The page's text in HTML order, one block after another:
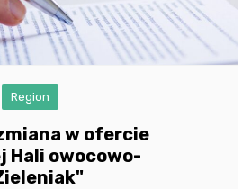
Region
w ofercie
Hali owocowo-